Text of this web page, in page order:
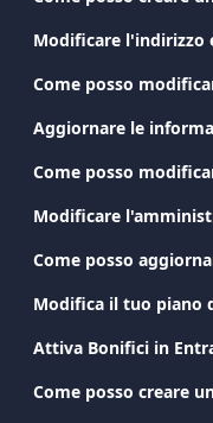
Modificare l'indirizzo
Aggiornare le
Modificare
Modifica il tuo piano
Attiva Bonifici in